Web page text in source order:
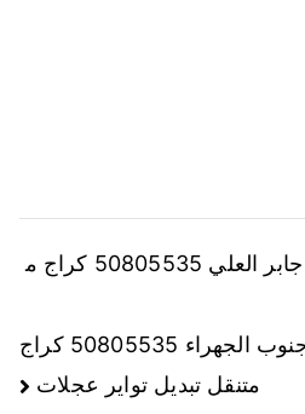
تبديل اطارات سيارات جابر العلي 50805535 كراج م
تبديل اطارات سيارات جنوب الجهراء 50805535 كراج
متنقل تبديل تواير عجلات